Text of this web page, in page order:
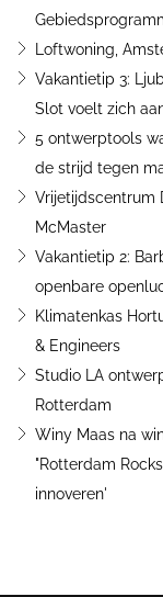
Loftwoning,
Vakantietip 3:
Slot voelt zich
5 ontwerptools
de strijd tegen
Vrijetijdscentrum
McMaster
Vakantietip 2:
openbare
Klimatenkas
& Engineers
Studio LA
Rotterdam
Winy Maas na
"Rotterdam
innoveren'